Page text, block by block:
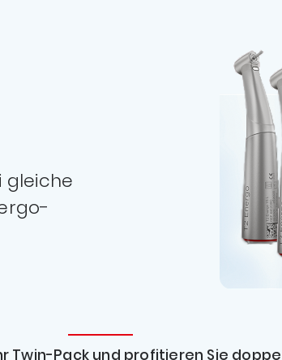
gleiche
Twin-Pack und profitieren Sie